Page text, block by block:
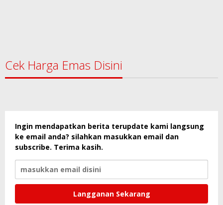
Cek Harga Emas Disini
Ingin mendapatkan berita terupdate kami langsung
ke email anda? silahkan masukkan email dan
subscribe. Terima kasih.